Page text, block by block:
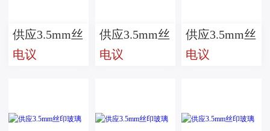
供应3.5mm丝
印玻璃
电议
供应3.5mm丝
印玻璃
电议
供应3.5mm丝
印玻璃
电议